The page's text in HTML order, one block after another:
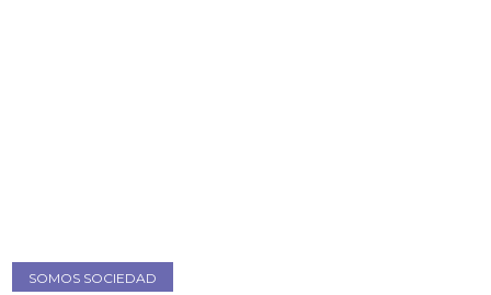
SOMOS SOCIEDAD